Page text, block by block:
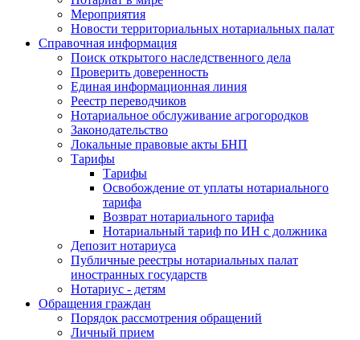
Мероприятия
Новости территориальных нотариальных палат
Справочная информация
Поиск открытого наследственного дела
Проверить доверенность
Единая информационная линия
Реестр переводчиков
Нотариальное обслуживание агрогородков
Законодательство
Локальные правовые акты БНП
Тарифы
Тарифы
Освобождение от уплаты нотариального
тарифа
Возврат нотариального тарифа
Нотариальный тариф по ИН с должника
Депозит нотариуса
Публичные реестры нотариальных палат
иностранных государств
Нотариус - детям
Обращения граждан
Порядок рассмотрения обращений
Личный прием